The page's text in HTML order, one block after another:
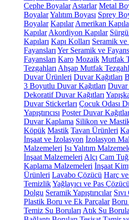
Cephe Boyalar Astarlar Metal
BoyalarYalıtım Boyası Sprey
Boyalar Kapılar Amerikan
Kapılar Akordiyon Kapılar
Kapıları Kapı Kolları Seramik ve
Fayansları Yer Seramik ve
Fayansları Karo Mozaik Mutfak
Tezgahları Ahşap Mutfak
Duvar Ürünleri Duvar Kağıtları
3 Boyutlu Duvar Kağıtları Duvar
Dekoratif Duvar Kağıtları
Duvar Stickerları Çocuk Odası
Yapıştırıcısı Poster Duvar
Duvar Kaplama Silikon ve
Köpük Mastik Tavan Ürünleri
İnşaat ve İzolasyon İzolasyon
Malzemeleri Isı Yalıtım
İnşaat Malzemeleri Alçı Cam
Kaplama Malzemeleri İnşaat
Ürünleri Lavabo Çözücü Harç
TemizlikYağlayıcı ve Pas Çözücü
Dolgu Seramik Yapıştırıcılar
Plastik Boru ve Ek Parçalar Boru
Temiz Su Boruları Atık Su